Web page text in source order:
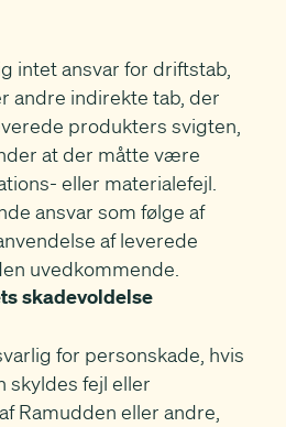
intet ansvar for driftstab,
andre indirekte tab, der
produkters svigten,
at der måtte være
eller materialefejl.
ansvar som følge af
af leverede
uvedkommende.
skadevoldelse
for personskade, hvis
skyldes fejl eller
Ramudden eller andre,